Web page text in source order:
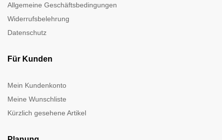
Allgemeine Geschäftsbedingungen
Widerrufsbelehrung
Datenschutz
Für Kunden
Mein Kundenkonto
Meine Wunschliste
Kürzlich gesehene Artikel